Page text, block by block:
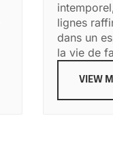
lignes
dans un
la vie de
VIEW